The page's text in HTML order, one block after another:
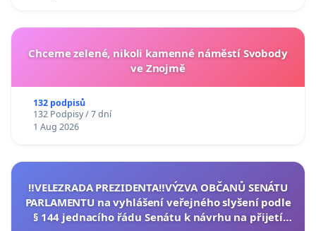
Chceme zelené, nikoli kamenné náměstí Svobody
ve Znojmě
132 podpisů
132 Podpisy / 7 dní
1 Aug 2026
‼️VELEZRADA PREZIDENTA‼️VÝZVA OBČANŮ SENÁTU
PARLAMENTU na vyhlášení veřejného slyšení podle
§ 144 jednacího řádu Senátu k návrhu na přijetí